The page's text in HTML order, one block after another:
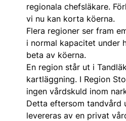
regionala chefs­läkare.
vi nu kan korta köerna.
Flera regioner ser fram
i normal kapacitet under
beta av köerna.
En region står ut i
kartläggning. I Region
ingen vårdskuld inom
Detta eftersom tandvård
levereras av en privat